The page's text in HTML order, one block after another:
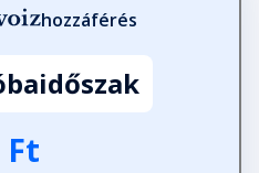
hozzáférés
Ft